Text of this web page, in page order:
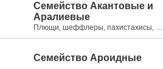
Семейство Акантовые и
Аралиевые
Плющи, шеффлеры, пахистахисы, …
Семейство Ароидные